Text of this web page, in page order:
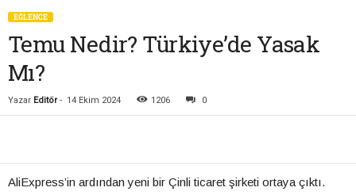
EĞLENCE
Temu Nedir? Türkiye’de Yasak
Mı?
Yazar Editör- 14 Ekim 2024 1206 0
AliExpress’in ardından yeni bir Çinli ticaret şirketi ortaya çıktı.